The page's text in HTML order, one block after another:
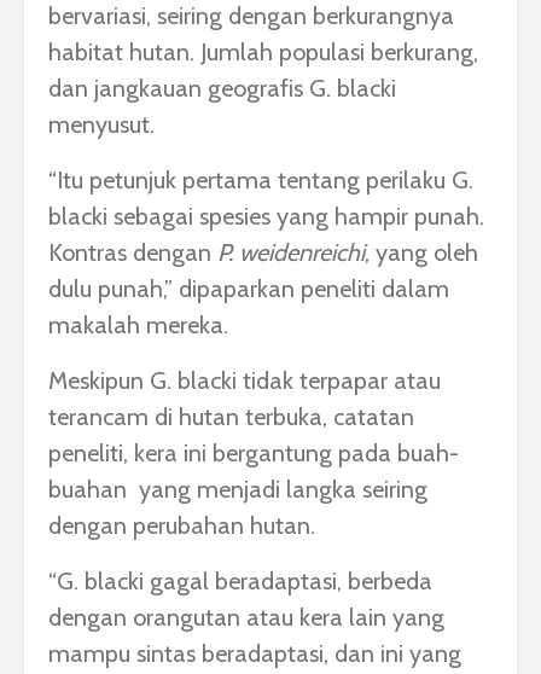
bervariasi, seiring dengan berkurangnya
habitat hutan. Jumlah populasi berkurang,
dan jangkauan geografis G. blacki
menyusut.
“Itu petunjuk pertama tentang perilaku G.
blacki sebagai spesies yang hampir punah.
Kontras dengan P. weidenreichi, yang oleh
dulu punah,” dipaparkan peneliti dalam
makalah mereka.
Meskipun G. blacki tidak terpapar atau
terancam di hutan terbuka, catatan
peneliti, kera ini bergantung pada buah-
buahan yang menjadi langka seiring
dengan perubahan hutan.
“G. blacki gagal beradaptasi, berbeda
dengan orangutan atau kera lain yang
mampu sintas beradaptasi, dan ini yang